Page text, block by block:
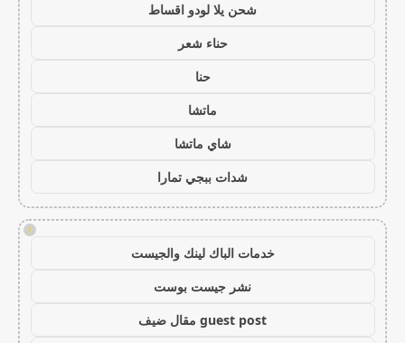
شحن يلا لودو اقساط
حناء شعر
حنا
ماتشا
شاي ماتشا
شدات ببجي تمارا
!
خدمات الباك لينك والجيست
نشر جيست بوست
guest post مقال ضيف